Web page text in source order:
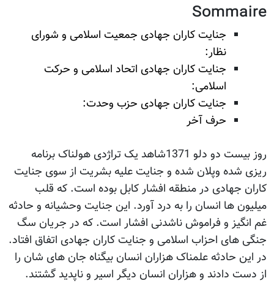
Sommaire
جنایت کاران جهادی جمعیت اسلامی و شورای
نظار:
جنایت کاران جهادی اتحاد اسلامی و حرکت
اسلامی:
جنایت کاران جهادی حزب وحدت:
حرف آخر
روز بیست دو دلو 1371شاهد یک تراژدی هولناک برنامه
ریزی شده وپلان شده و جنایت علیه بشریت از سوی جنایت
کاران جهادی در منطقه افشار کابل بوده است. که قلب
میلیون ها انسان را به درد آورد. این جنایت وحشیانه و حادثه
غم انگیز و فراموش ناشدنی افشار است. که در جریان سگ
جنگی های احزاب اسلامی و جنایت کاران جهادی اتفاق افتاد.
در این حادثه علمناک هزاران انسان بیگناه جان های شان را
از دست دادند و هزاران انسان دیگر اسیر و ناپدید گشتند.